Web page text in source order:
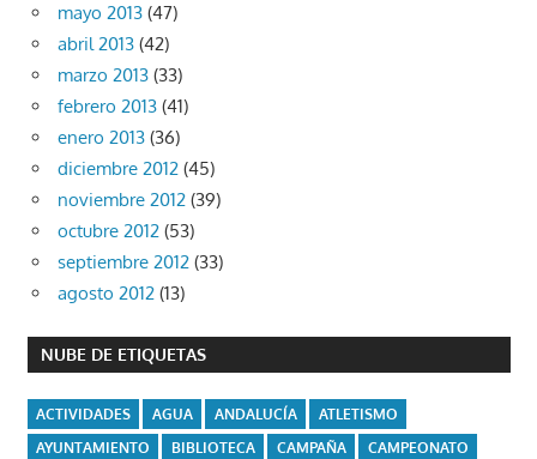
mayo 2013 (47)
abril 2013 (42)
marzo 2013 (33)
febrero 2013 (41)
enero 2013 (36)
diciembre 2012 (45)
noviembre 2012 (39)
octubre 2012 (53)
septiembre 2012 (33)
agosto 2012 (13)
NUBE DE ETIQUETAS
ACTIVIDADES AGUA ANDALUCÍA
ATLETISMO
AYUNTAMIENTO
BIBLIOTECA CAMPAÑA
CAMPEONATO